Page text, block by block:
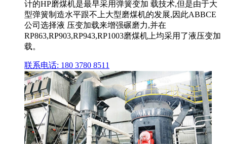
计的HP磨煤机是最早采用弹簧变加 载技术,但是由于大
型弹簧制造水平跟不上大型磨煤机的发展,因此ABBCE
公司选择液 压变加载来增强碾磨力,并在
RP863,RP903,RP943,RP1003磨煤机上均采用了液压变加
载。
联系电话: 180 3780 8511